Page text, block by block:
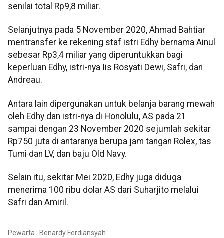
senilai total Rp9,8 miliar.
Selanjutnya pada 5 November 2020, Ahmad Bahtiar
mentransfer ke rekening staf istri Edhy bernama Ainul
sebesar Rp3,4 miliar yang diperuntukkan bagi
keperluan Edhy, istri-nya Iis Rosyati Dewi, Safri, dan
Andreau.
Antara lain dipergunakan untuk belanja barang mewah
oleh Edhy dan istri-nya di Honolulu, AS pada 21
sampai dengan 23 November 2020 sejumlah sekitar
Rp750 juta di antaranya berupa jam tangan Rolex, tas
Tumi dan LV, dan baju Old Navy.
Selain itu, sekitar Mei 2020, Edhy juga diduga
menerima 100 ribu dolar AS dari Suharjito melalui
Safri dan Amiril.
Pewarta : Benardy Ferdiansyah